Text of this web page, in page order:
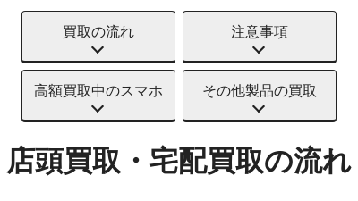
買取の流れ 注意事項
高額買取中のスマホ その他製品の買取
店頭買取・宅配買取の流れ